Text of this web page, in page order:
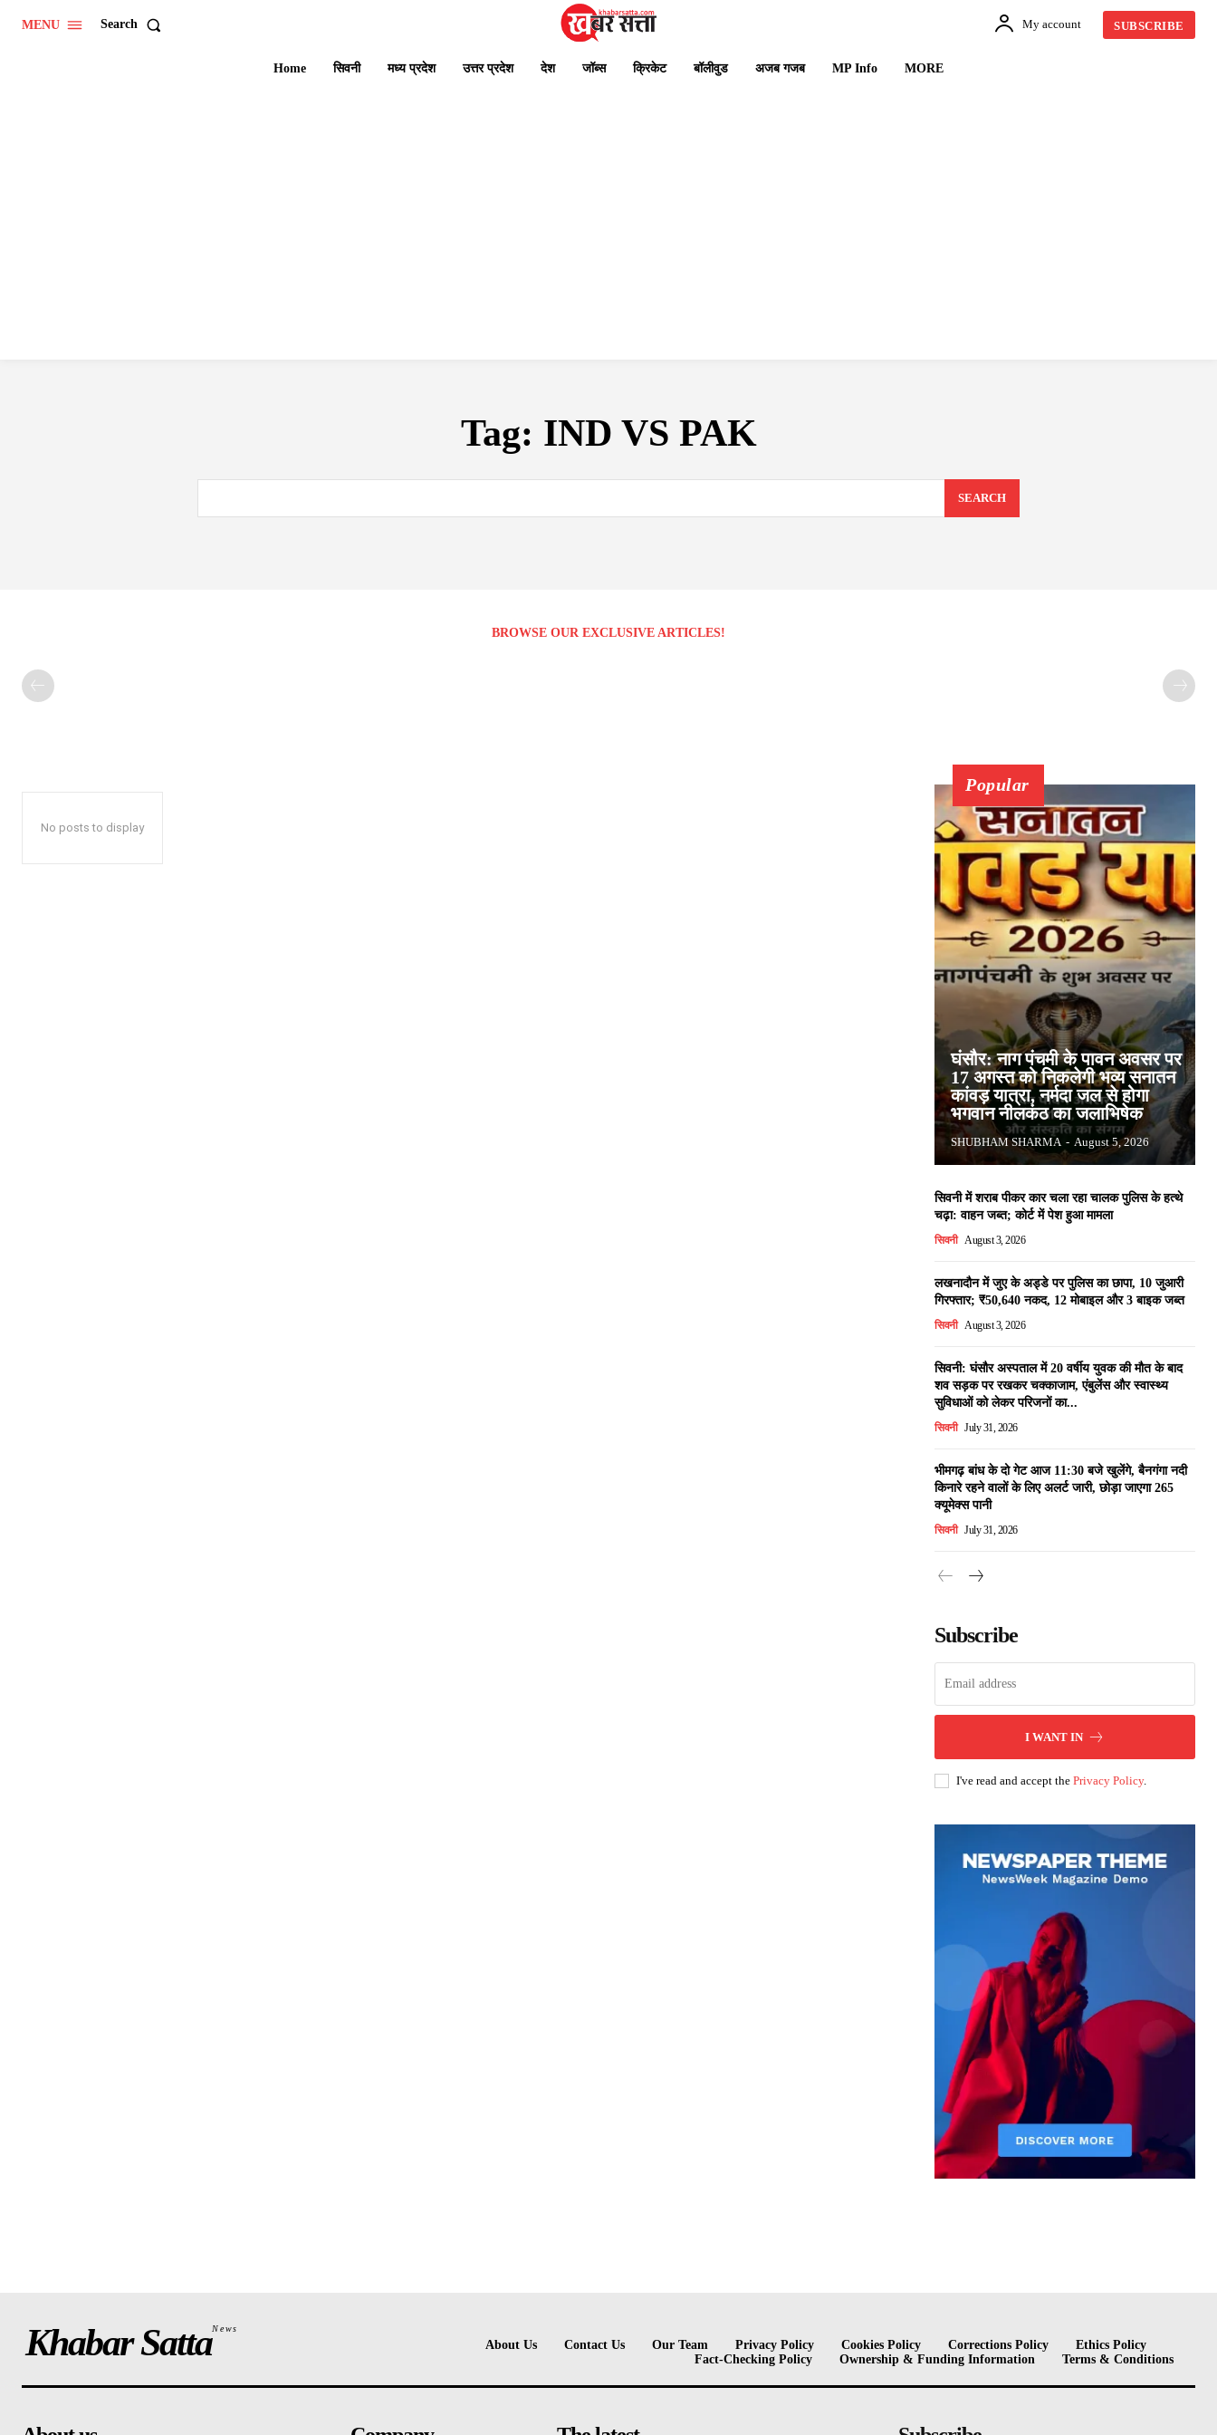
MENU Search My account SUBSCRIBE
Home सिवनी मध्य प्रदेश उत्तर प्रदेश देश जॉब्स क्रिकेट बॉलीवुड अजब गजब MP Info MORE
Tag: IND VS PAK
SEARCH
BROWSE OUR EXCLUSIVE ARTICLES!
No posts to display
Popular
घंसौर: नाग पंचमी के पावन अवसर पर
17 अगस्त को निकलेगी भव्य सनातन
कांवड़ यात्रा, नर्मदा जल से होगा
भगवान नीलकंठ का जलाभिषेक
SHUBHAM SHARMA - August 5, 2026
सिवनी में शराब पीकर कार चला रहा चालक पुलिस के हत्थे
चढ़ा: वाहन जब्त; कोर्ट में पेश हुआ मामला
सिवनी August 3, 2026
लखनादौन में जुए के अड्डे पर पुलिस का छापा, 10 जुआरी
गिरफ्तार; ₹50,640 नकद, 12 मोबाइल और 3 बाइक जब्त
सिवनी August 3, 2026
सिवनी: घंसौर अस्पताल में 20 वर्षीय युवक की मौत के बाद
शव सड़क पर रखकर चक्काजाम, एंबुलेंस और स्वास्थ्य
सुविधाओं को लेकर परिजनों का...
सिवनी July 31, 2026
भीमगढ़ बांध के दो गेट आज 11:30 बजे खुलेंगे, बैनगंगा नदी
किनारे रहने वालों के लिए अलर्ट जारी, छोड़ा जाएगा 265
क्यूमेक्स पानी
सिवनी July 31, 2026
Subscribe
I WANT IN
I've read and accept the Privacy Policy.
Khabar SattaNews
About Us Contact Us Our Team Privacy Policy Cookies Policy Corrections Policy
Ethics Policy
Fact-Checking Policy
Ownership & Funding Information Terms & Conditions